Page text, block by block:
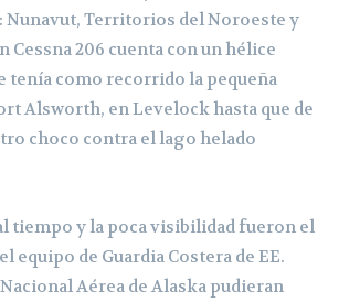
Nunavut, Territorios del Noroeste y
Cessna 206 cuenta con un hélice
tenía como recorrido la pequeña
Alsworth, en Levelock hasta que de
choco contra el lago helado
tiempo y la poca visibilidad fueron el
equipo de Guardia Costera de EE.
Aérea de Alaska pudieran